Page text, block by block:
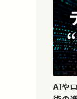
AIや